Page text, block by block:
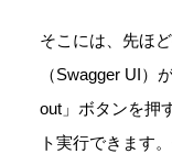
そこには、先ほ
（Swagger UI）
out」ボタンを押
ト実行できます